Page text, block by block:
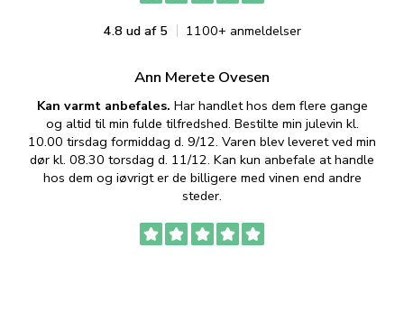
4.8 ud af 5 1100+ anmeldelser
Ann Merete Ovesen
Kan varmt anbefales. Har handlet hos dem flere gange
og altid til min fulde tilfredshed. Bestilte min julevin kl.
10.00 tirsdag formiddag d. 9/12. Varen blev leveret ved min
dør kl. 08.30 torsdag d. 11/12. Kan kun anbefale at handle
hos dem og iøvrigt er de billigere med vinen end andre
steder.